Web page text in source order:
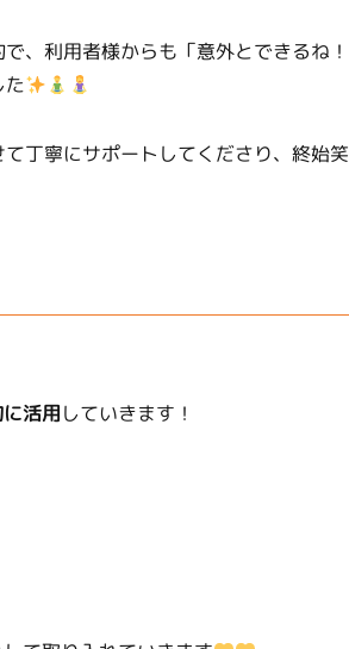
、利用者様からも「意外とできるね
た
丁寧にサポートしてくださり、終始
活用していきます！